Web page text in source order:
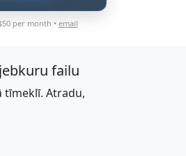
per month •email
failu
tīmeklī. Atradu,